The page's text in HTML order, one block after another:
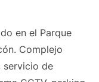
en el Parque
Complejo
servicio de